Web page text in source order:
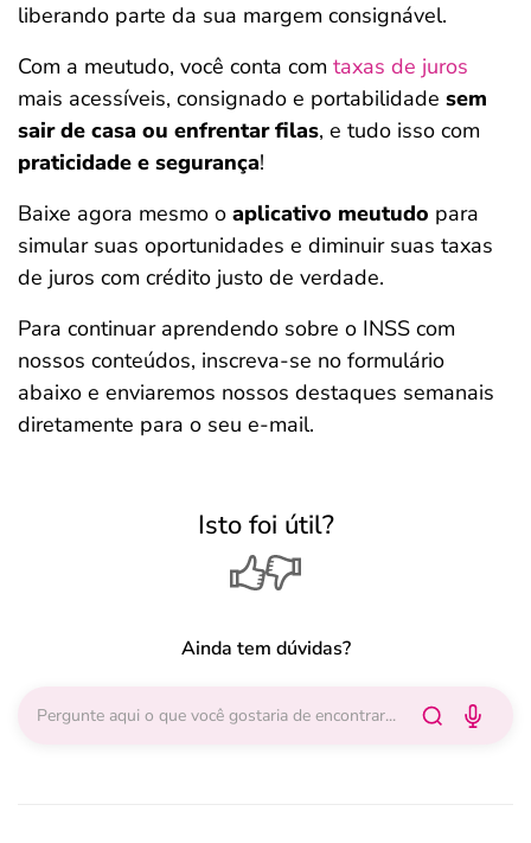
liberando parte da sua margem consignável.
Com a meutudo, você conta com taxas de juros
mais acessíveis, consignado e portabilidade sem
sair de casa ou enfrentar filas, e tudo isso com
praticidade e segurança!
Baixe agora mesmo o aplicativo meutudo para
simular suas oportunidades e diminuir suas taxas
de juros com crédito justo de verdade.
Para continuar aprendendo sobre o INSS com
nossos conteúdos, inscreva-se no formulário
abaixo e enviaremos nossos destaques semanais
diretamente para o seu e-mail.
Isto foi útil?
Ainda tem dúvidas?